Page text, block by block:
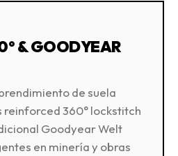
& GOODYEAR
de suela
360° lockstitch
Goodyear Welt
en minería y obras